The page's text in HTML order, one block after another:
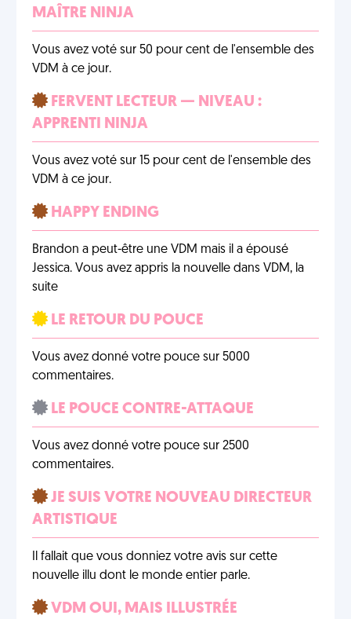
MAÎTRE NINJA
Vous avez voté sur 50 pour cent de l'ensemble des
VDM à ce jour.
FERVENT LECTEUR — NIVEAU :
APPRENTI NINJA
Vous avez voté sur 15 pour cent de l'ensemble des
VDM à ce jour.
HAPPY ENDING
Brandon a peut-être une VDM mais il a épousé
Jessica. Vous avez appris la nouvelle dans VDM, la
suite
LE RETOUR DU POUCE
Vous avez donné votre pouce sur 5000
commentaires.
LE POUCE CONTRE-ATTAQUE
Vous avez donné votre pouce sur 2500
commentaires.
JE SUIS VOTRE NOUVEAU DIRECTEUR
ARTISTIQUE
Il fallait que vous donniez votre avis sur cette
nouvelle illu dont le monde entier parle.
VDM OUI, MAIS ILLUSTRÉE